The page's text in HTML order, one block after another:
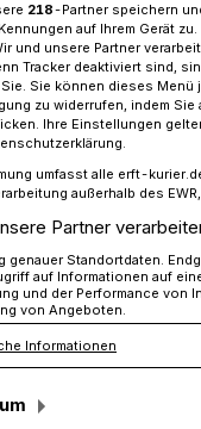
krempelt Rathaus um
218-Partner speichern
auf Ihrem Gerät
und unsere Partner
Tracker deaktiviert sind,
Sie können dieses
zu widerrufen, indem
Ihre Einstellungen
umfasst alle erft-
außerhalb des
Partner
genauer Standortdaten.
auf Informationen auf
und der Performance von
von Angeboten.
Informationen